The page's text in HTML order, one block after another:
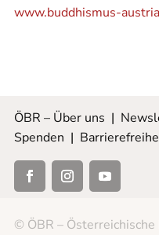
www.buddhismus-
ÖBR – Über uns |
Spenden |
© ÖBR –